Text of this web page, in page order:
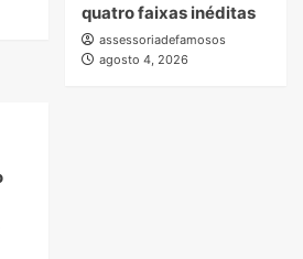
quatro faixas inéditas
assessoriadefamosos
agosto 4, 2026